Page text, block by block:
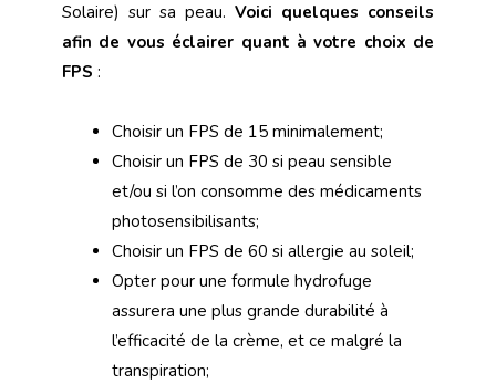
Solaire) sur sa peau. Voici quelques conseils
afin de vous éclairer quant à votre choix de
FPS :
Choisir un FPS de 15 minimalement;
Choisir un FPS de 30 si peau sensible
et/ou si l’on consomme des médicaments
photosensibilisants;
Choisir un FPS de 60 si allergie au soleil;
Opter pour une formule hydrofuge
assurera une plus grande durabilité à
l’efficacité de la crème, et ce malgré la
transpiration;